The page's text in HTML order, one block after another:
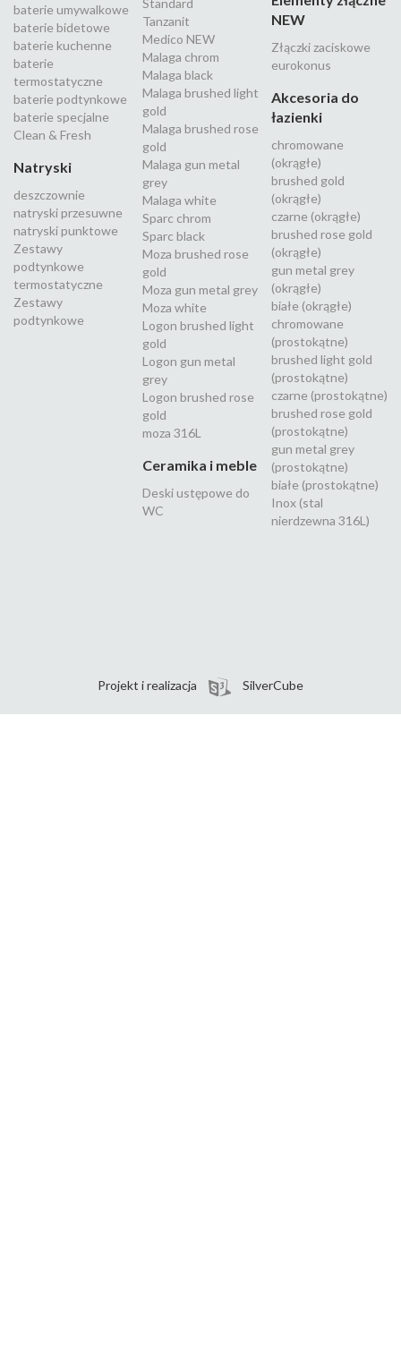
baterie umywalkowe
baterie bidetowe
baterie kuchenne
baterie
termostatyczne
baterie podtynkowe
baterie specjalne
Clean & Fresh
Natryski
deszczownie
natryski przesuwne
natryski punktowe
Zestawy
podtynkowe
termostatyczne
Zestawy
podtynkowe
Standard
Tanzanit
Medico NEW
Malaga chrom
Malaga black
Malaga brushed light
gold
Malaga brushed rose
gold
Malaga gun metal
grey
Malaga white
Sparc chrom
Sparc black
Moza brushed rose
gold
Moza gun metal grey
Moza white
Logon brushed light
gold
Logon gun metal
grey
Logon brushed rose
gold
moza 316L
Ceramika i meble
Deski ustępowe do
WC
NEW
Złączki zaciskowe
eurokonus
Akcesoria do
łazienki
chromowane
(okrągłe)
brushed gold
(okrągłe)
czarne (okrągłe)
brushed rose gold
(okrągłe)
gun metal grey
(okrągłe)
białe (okrągłe)
chromowane
(prostokątne)
brushed light gold
(prostokątne)
czarne (prostokątne)
brushed rose gold
(prostokątne)
gun metal grey
(prostokątne)
białe (prostokątne)
Inox (stal
nierdzewna 316L)
Projekt i realizacja SilverCube